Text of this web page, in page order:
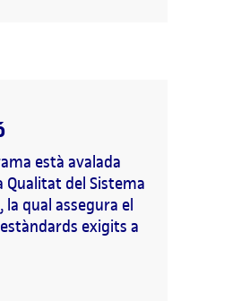
està avalada
Qualitat del Sistema
qual assegura el
exigits a